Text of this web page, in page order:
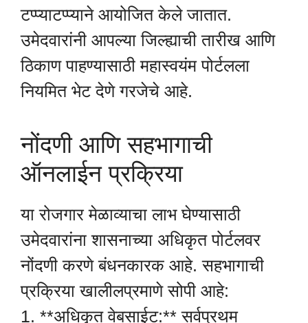
टप्प्याटप्प्याने आयोजित केले जातात.
उमेदवारांनी आपल्या जिल्ह्याची तारीख आणि
ठिकाण पाहण्यासाठी महास्वयंम पोर्टलला
नियमित भेट देणे गरजेचे आहे.
नोंदणी आणि सहभागाची
ऑनलाईन प्रक्रिया
या रोजगार मेळाव्याचा लाभ घेण्यासाठी
उमेदवारांना शासनाच्या अधिकृत पोर्टलवर
नोंदणी करणे बंधनकारक आहे. सहभागाची
प्रक्रिया खालीलप्रमाणे सोपी आहे:
1. **अधिकृत वेबसाईट:** सर्वप्रथम